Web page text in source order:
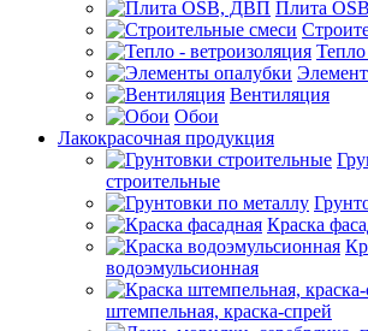
Плита
Тепло
Вентиляция
Обои
Лакокрасочная продукция
строительные
Краска
водоэмульсионная
штемпельная, краска-спрей